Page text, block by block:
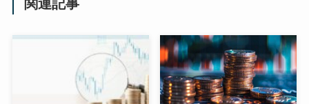
関連記事